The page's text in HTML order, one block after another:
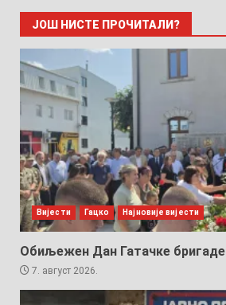
ЈОШ НИСТЕ ПРОЧИТАЛИ?
Вијести Гацко Најновије вијести
Обиљежен Дан Гатачке бригаде
7. август 2026.